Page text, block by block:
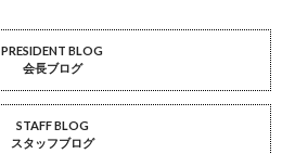
PRESIDENT BLOG
会長ブログ
STAFF BLOG
スタッフブログ